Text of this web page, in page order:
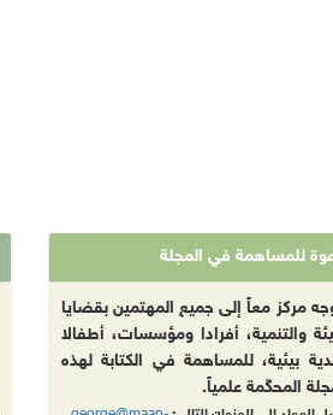
للمساهمة في المجلة
مركز معاً إلى جميع المهتمين بقضايا
والتنمية، أفرادا ومؤسسات، أطفالا
بيئية، للمساهمة في الكتابة لهذه
المحكّمة علمياً.